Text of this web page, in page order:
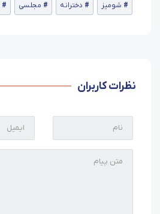
شومیز دخترانه مجلسی
نظرات کاربران